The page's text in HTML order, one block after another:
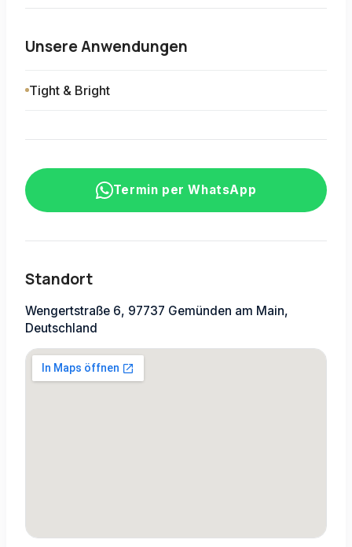
Unsere Anwendungen
Tight & Bright
Termin per WhatsApp
Standort
Wengertstraße 6, 97737 Gemünden am Main,
Deutschland